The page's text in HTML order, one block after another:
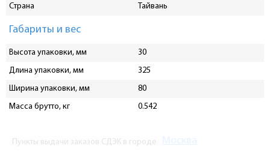
Страна
Тайвань
Габариты и вес
Высота упаковки, мм
30
Длина упаковки, мм
325
Ширина упаковки, мм
80
Масса брутто, кг
0.542
Пункты выдачи заказов СДЭК в городе